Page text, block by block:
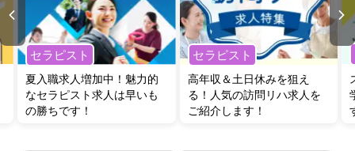
セラピスト
夏入職求人増加中！魅力的
なセラピスト求人は早いも
の勝ちです！
セラピスト
高年収＆土日休みを狙え
る！人気の訪問リハ求人を
ご紹介します！